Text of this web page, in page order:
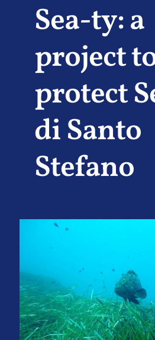
Sea-ty: a
project
protect
di Santo
Stefano